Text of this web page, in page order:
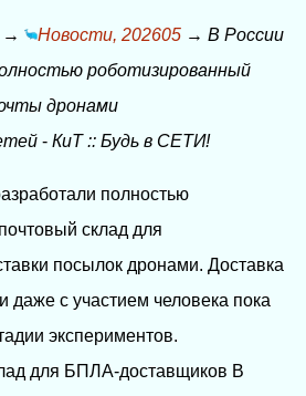
→ Новости, 202605 → В России
роботизированный
дронами
- КиТ:: Будь в СЕТИ!
полностью
склад для
посылок дронами. Доставка
даже с участием человека пока
экспериментов.
для БПЛА-доставщиков В